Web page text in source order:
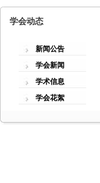
学会动态
新闻公告
学会新闻
学术信息
学会花絮